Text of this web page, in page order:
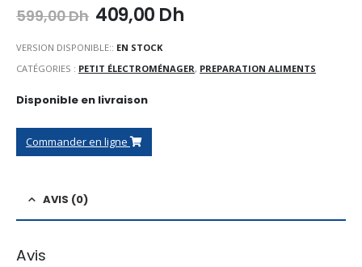
599,00Dh Le
prix
initial
était :
409,00 DhLe
est :
VERSION DISPONIBLE:: EN STOCK
CATÉGORIES : PETIT ÉLECTROMÉNAGER, PREPARATION ALIMENTS
Disponible en livraison
Commander en ligne
AVIS (0)
Avis